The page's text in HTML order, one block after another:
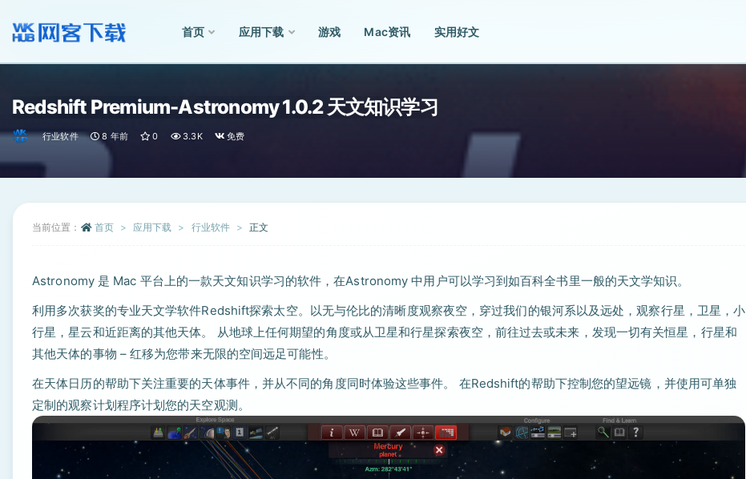
首页 应用下载 游戏 Mac资讯 实用好文
Redshift Premium-Astronomy 1.0.2 天文知识学习
行业软件 8 年前 0 3.3K 免费
当前位置： 首页 应用下载 行业软件 正文
Astronomy 是 Mac 平台上的一款天文知识学习的软件，在Astronomy 中用户可以学习到如百科全书里一般的天文学知识。
利用多次获奖的专业天文学软件Redshift探索太空。以无与伦比的清晰度观察夜空，穿过我们的银河系以及远处，观察行星，卫星，小
行星，星云和近距离的其他天体。 从地球上任何期望的角度或从卫星和行星探索夜空，前往过去或未来，发现一切有关恒星，行星和
其他天体的事物 – 红移为您带来无限的空间远足可能性。
在天体日历的帮助下关注重要的天体事件，并从不同的角度同时体验这些事件。 在Redshift的帮助下控制您的望远镜，并使用可单独
定制的观察计划程序计划您的天空观测。